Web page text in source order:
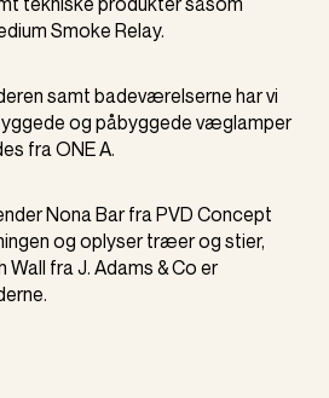
Smoke Relay.
samt badeværelserne har vi
og påbyggede væglamper
fra ONE A.
Nona Bar fra PVD Concept
og oplyser træer og stier,
fra J. Adams & Co er